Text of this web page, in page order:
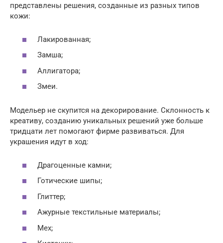
представлены решения, созданные из разных типов
кожи:
Лакированная;
Замша;
Аллигатора;
Змеи.
Модельер не скупится на декорирование. Склонность к
креативу, созданию уникальных решений уже больше
тридцати лет помогают фирме развиваться. Для
украшения идут в ход:
Драгоценные камни;
Готические шипы;
Глиттер;
Ажурные текстильные материалы;
Мех;